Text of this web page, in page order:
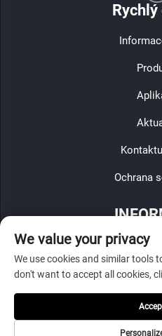
Rychlý
Ochrana
Zaregistrujte se, abyste
We value your privacy
We use cookies and similar tools
don't want to accept all cookies,